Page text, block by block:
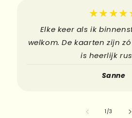
Elke keer als ik
welkom. De kaarten zijn
is heerlijk
Sanne
1/su
3